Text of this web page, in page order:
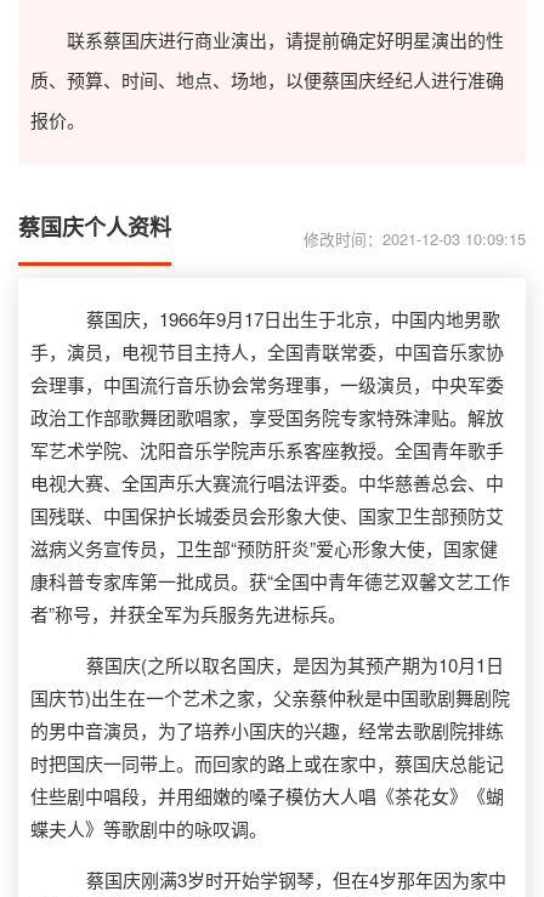
联系蔡国庆进行商业演出，请提前确定好明星演出的性
质、预算、时间、地点、场地，以便蔡国庆经纪人进行准确
报价。
蔡国庆个人资料 修改时间：2021-12-03 10:09:15
蔡国庆，1966年9月17日出生于北京，中国内地男歌
手，演员，电视节目主持人，全国青联常委，中国音乐家协
会理事，中国流行音乐协会常务理事，一级演员，中央军委
政治工作部歌舞团歌唱家，享受国务院专家特殊津贴。解放
军艺术学院、沈阳音乐学院声乐系客座教授。全国青年歌手
电视大赛、全国声乐大赛流行唱法评委。中华慈善总会、中
国残联、中国保护长城委员会形象大使、国家卫生部预防艾
滋病义务宣传员，卫生部“预防肝炎”爱心形象大使，国家健
康科普专家库第一批成员。获“全国中青年德艺双馨文艺工作
者”称号，并获全军为兵服务先进标兵。
蔡国庆(之所以取名国庆，是因为其预产期为10月1日
国庆节)出生在一个艺术之家，父亲蔡仲秋是中国歌剧舞剧院
的男中音演员，为了培养小国庆的兴趣，经常去歌剧院排练
时把国庆一同带上。而回家的路上或在家中，蔡国庆总能记
住些剧中唱段，并用细嫩的嗓子模仿大人唱《茶花女》《蝴
蝶夫人》等歌剧中的咏叹调。
蔡国庆刚满3岁时开始学钢琴，但在4岁那年因为家中